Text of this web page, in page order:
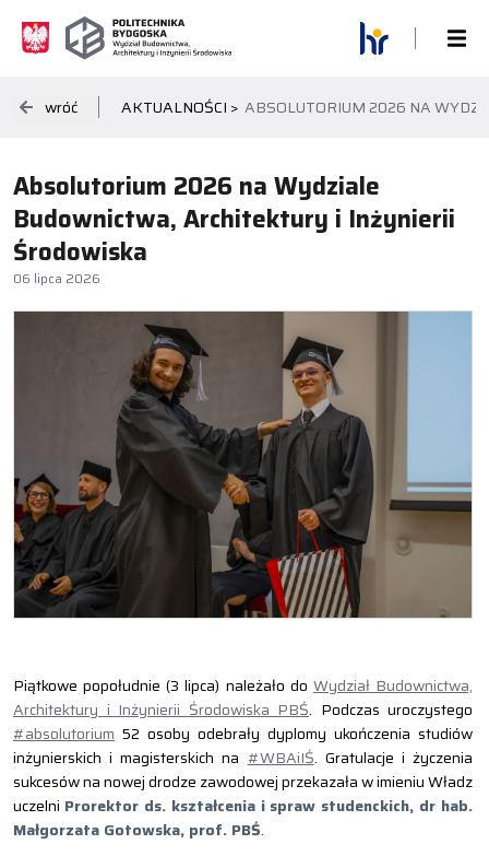
wróć AKTUALNOŚCI > ABSOLUTORIUM 2026 NA
Absolutorium 2026 na Wydziale
Budownictwa, Architektury i Inżynierii
Środowiska
06 lipca 2026
Piątkowe popołudnie (3 lipca) należało do Wydział Budownictwa,
Architektury i Inżynierii Środowiska PBŚ. Podczas uroczystego
#absolutorium 52 osoby odebrały dyplomy ukończenia studiów
inżynierskich i magisterskich na #WBAiIŚ. Gratulacje i życzenia
sukcesów na nowej drodze zawodowej przekazała w imieniu Władz
uczelni Prorektor ds. kształcenia i spraw studenckich, dr hab.
Małgorzata Gotowska, prof. PBŚ.